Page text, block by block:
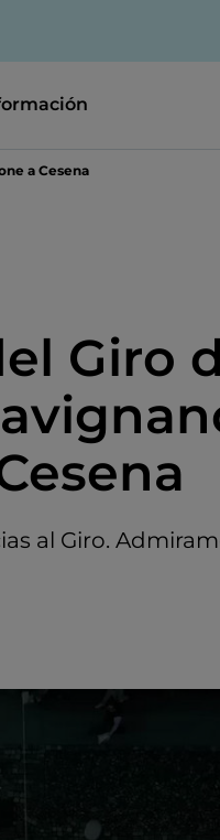
a Cesena
Giro
al Giro.